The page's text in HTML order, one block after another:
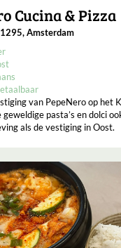
Cucina & Pizza
Amsterdam
van PepeNero op het
pasta’s en dolci
als de vestiging in Oost.